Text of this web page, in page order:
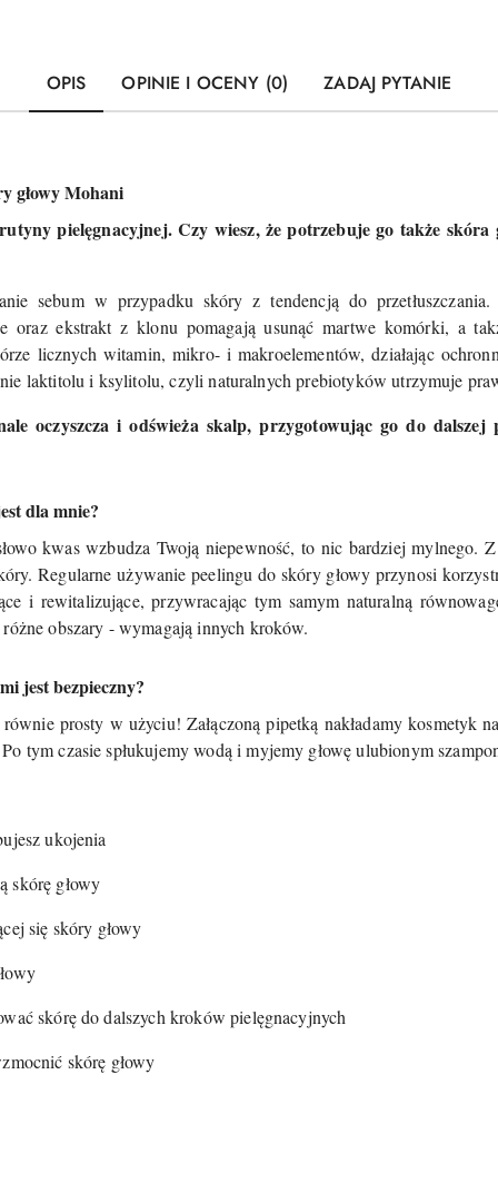
OPIS OPINIE I OCENY (0) ZADAJ PYTANIE
głowy Mohani
pielęgnacyjnej. Czy wiesz, że potrzebuje go także skóra
sebum w przypadku skóry z tendencją do
oraz ekstrakt z klonu pomagają usunąć martwe komórki, a
licznych witamin, mikro- i makroelementów, działając
laktitolu i ksylitolu, czyli naturalnych prebiotyków utrzymuje
oczyszcza i odświeża skalp, przygotowując go do
dla mnie?
kwas wzbudza Twoją niepewność, to nic bardziej mylnego.
Regularne używanie peelingu do skóry głowy przynosi
i rewitalizujące, przywracając tym samym naturalną
obszary - wymagają innych kroków.
jest bezpieczny?
prosty w użyciu! Załączoną pipetką nakładamy kosmetyk
tym czasie spłukujemy wodą i myjemy głowę ulubionym
ukojenia
skórę głowy
się skóry głowy
skórę do dalszych kroków pielęgnacyjnych
skórę głowy